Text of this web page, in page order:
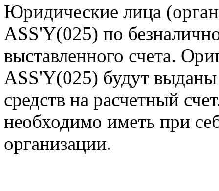
Юридические лица
ASS'Y(025) по
выставленного счета.
ASS'Y(025) будут
средств на расчетный
необходимо иметь при
организации.